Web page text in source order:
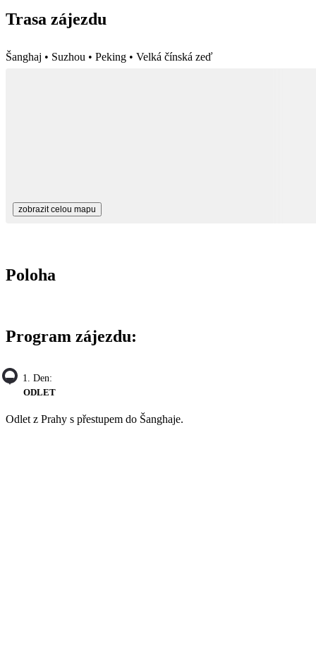
Trasa zájezdu
Šanghaj • Suzhou • Peking • Velká čínská zeď
zobrazit celou mapu
Poloha
Program zájezdu:
1. Den:
ODLET
Odlet z Prahy s přestupem do Šanghaje.